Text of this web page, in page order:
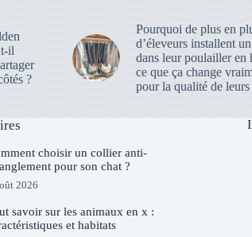
il
?
Pourquoi de plus en
d’éleveurs installent
dans leur poulailler en
ce que ça change
pour la qualité de
choisir un collier anti-
pour son chat ?
2026
savoir sur les animaux en x :
et habitats